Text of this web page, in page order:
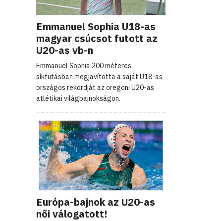
Emmanuel Sophia U18-as
magyar csúcsot futott az
U20-as vb-n
Emmanuel Sophia 200 méteres
síkfutásban megjavította a saját U18-as
országos rekordját az oregoni U20-as
atlétikai világbajnokságon.
Európa-bajnok az U20-as
női válogatott!